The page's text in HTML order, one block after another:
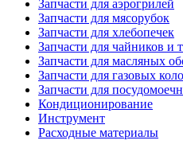
Запчасти для аэрогрилей
Запчасти для мясорубок
Запчасти для хлебопечек
Запчасти для чайников и
Запчасти для масляных
Запчасти для газовых
Запчасти для
Кондиционирование
Инструмент
Расходные материалы